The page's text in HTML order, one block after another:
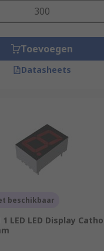
Toevoegen
Datasheets
beschikbaar
1 LED LED Display